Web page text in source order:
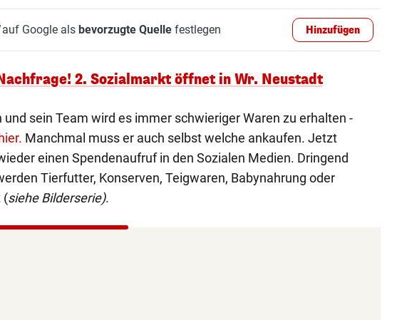
Google als bevorzugte Quellefestlegen Hinzufügen
2. Sozialmarkt öffnet in Wr. Neustadt
und sein Team wird es immer schwieriger Waren zu erhalten -
hier. Manchmal muss er auch selbst welche ankaufen. Jetzt
einen Spendenaufruf in den Sozialen Medien. Dringend
Tierfutter, Konserven, Teigwaren, Babynahrung oder
(siehe Bilderserie).